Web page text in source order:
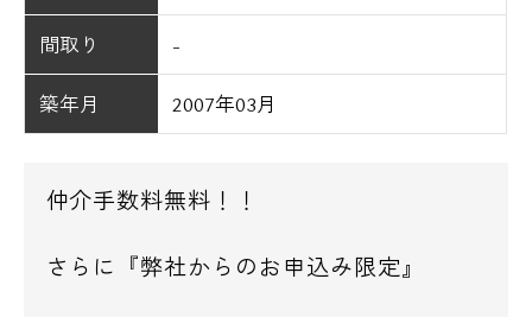
間取り -
築年月 2007年03月
仲介手数料無料！！
さらに『弊社からのお申込み限定』